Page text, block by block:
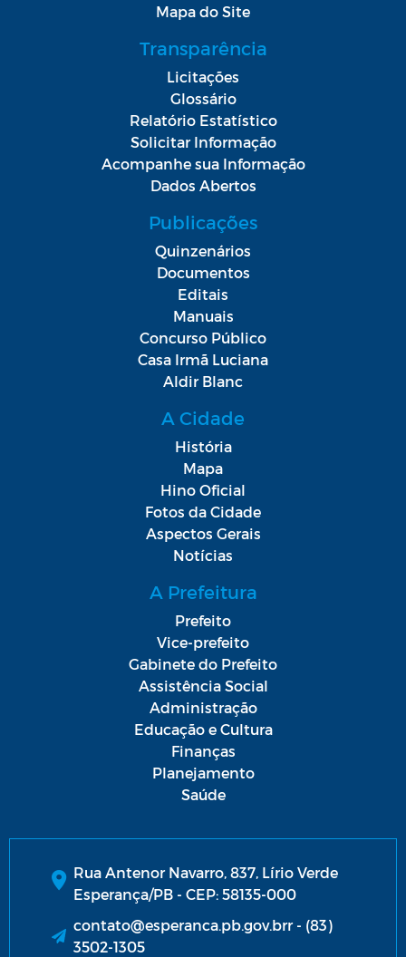
Mapa do Site
Transparência
Licitações
Glossário
Relatório Estatístico
Solicitar Informação
Acompanhe sua Informação
Dados Abertos
Publicações
Quinzenários
Documentos
Editais
Manuais
Concurso Público
Casa Irmã Luciana
Aldir Blanc
A Cidade
História
Mapa
Hino Oficial
Fotos da Cidade
Aspectos Gerais
Notícias
A Prefeitura
Prefeito
Vice-prefeito
Gabinete do Prefeito
Assistência Social
Administração
Educação e Cultura
Finanças
Planejamento
Saúde
Rua Antenor Navarro, 837, Lírio Verde
Esperança/PB - CEP: 58135-000
contato@esperanca.pb.gov.brr - (83)
3502-1305